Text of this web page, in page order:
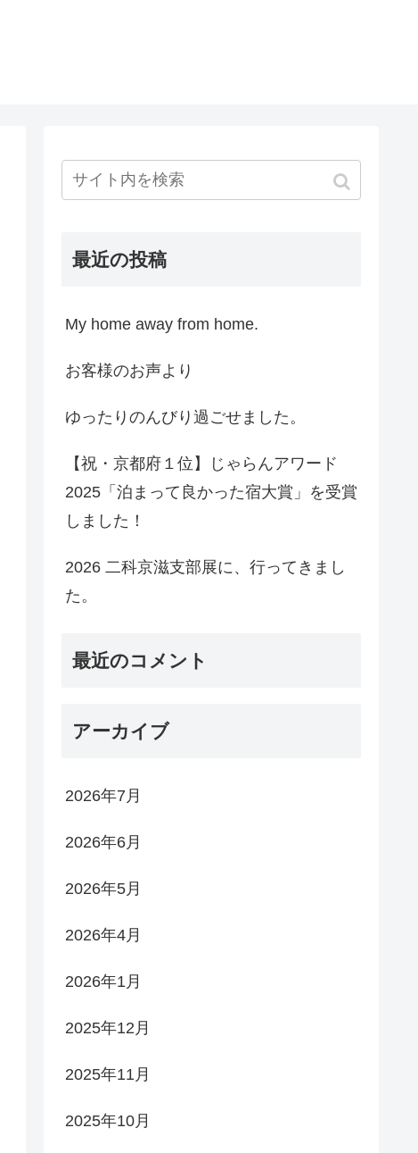
最近の投稿
My home away from home.
お客様のお声より
ゆったりのんびり過ごせました。
【祝・京都府１位】じゃらんアワード
2025「泊まって良かった宿大賞」を受賞
しました！
2026 二科京滋支部展に、行ってきまし
た。
最近のコメント
アーカイブ
2026年7月
2026年6月
2026年5月
2026年4月
2026年1月
2025年12月
2025年11月
2025年10月